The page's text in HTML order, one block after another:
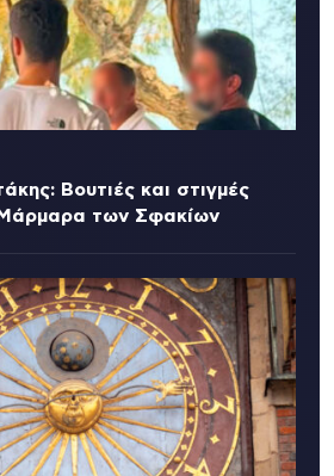
Βουτιές και στιγμές
των Σφακίων